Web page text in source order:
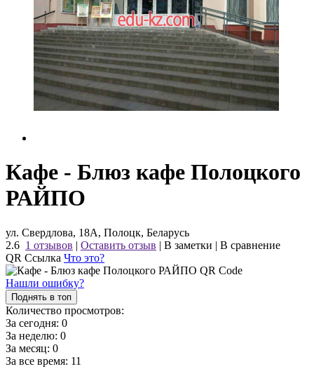
Кафе - Блюз кафе Полоцкого
РАЙПО
ул. Свердлова, 18А, Полоцк, Беларусь
2.6 1 отзывов | Оставить отзыв | В заметки | В сравнение
QR Ссылка Что это?
Нашли ошибку?
Поднять в топ
Количество просмотров:
За сегодня: 0
За неделю: 0
За месяц: 0
За все время: 11